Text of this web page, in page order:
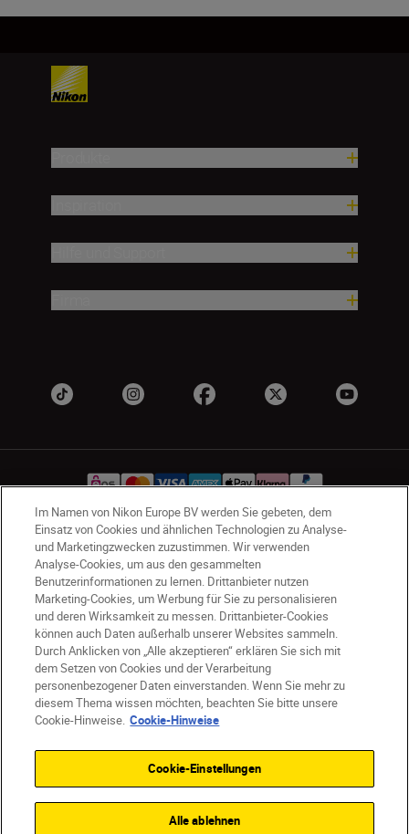
AT Nikon Sites
Kontaktieren Sie uns
Datenschutzhinweis
Nutzungsbedingungen
Geschäftsbedingungen des Nikon Stores
Cookie-Hinweise
Barrierefreiheit
Cookie-Einstellungen
© 2026 Nikon
SKIP
Im Namen von Nikon Europe BV werden Sie gebeten, dem
Einsatz von Cookies und ähnlichen Technologien zu Analyse-
und Marketingzwecken zuzustimmen. Wir verwenden
Analyse-Cookies, um aus den gesammelten
Benutzerinformationen zu lernen. Drittanbieter nutzen
Marketing-Cookies, um Werbung für Sie zu personalisieren
und deren Wirksamkeit zu messen. Drittanbieter-Cookies
können auch Daten außerhalb unserer Websites sammeln.
Durch Anklicken von „Alle akzeptieren“ erklären Sie sich mit
dem Setzen von Cookies und der Verarbeitung
personenbezogener Daten einverstanden. Wenn Sie mehr zu
diesem Thema wissen möchten, beachten Sie bitte unsere
Cookie-Hinweise. Cookie-Hinweise
Cookie-Einstellungen
Alle ablehnen